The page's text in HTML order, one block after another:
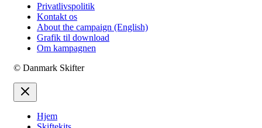
Privatlivspolitik
Kontakt os
About the campaign (English)
Grafik til download
Om kampagnen
© Danmark Skifter
Hjem